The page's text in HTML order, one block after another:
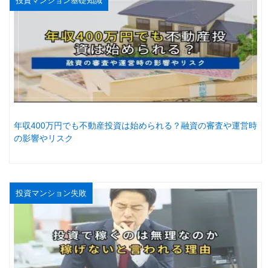
年収400万円でも不動産投資は始められる？融資の審査や運営時
の影響やリスク
投資マンション失敗